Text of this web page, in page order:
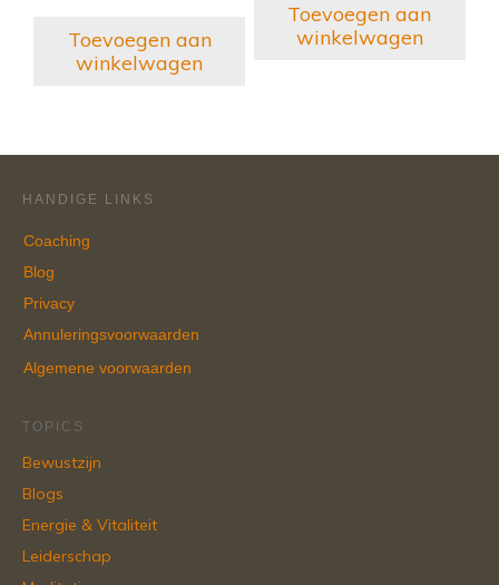
Toevoegen aan
winkelwagen
Toevoegen aan
winkelwagen
HANDIGE LINKS
Coaching
Blog
Privacy
Annuleringsvoorwaarden
Algemene voorwaarden
TOPICS
Bewustzijn
Blogs
Energie & Vitaliteit
Leiderschap